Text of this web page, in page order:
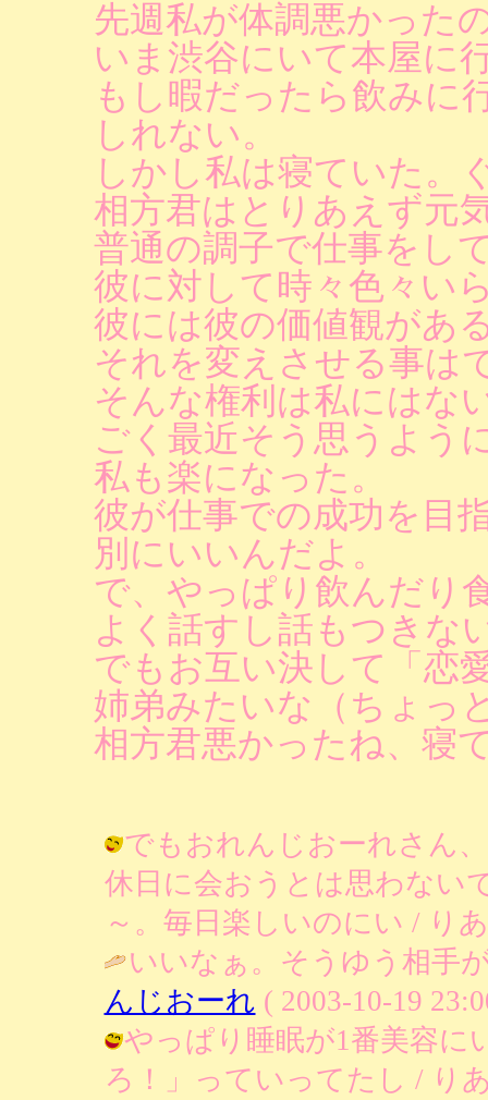
先週私が体調悪かった
いま渋谷にいて本屋に
もし暇だったら飲みに
しれない。
しかし私は寝ていた。
相方君はとりあえず元
普通の調子で仕事をし
彼に対して時々色々い
彼には彼の価値観があ
それを変えさせる事は
そんな権利は私にはな
ごく最近そう思うよう
私も楽になった。
彼が仕事での成功を目
別にいいんだよ。
で、やっぱり飲んだり
よく話すし話もつきな
でもお互い決して「恋
姉弟みたいな（ちょっ
相方君悪かったね、寝
でもおれんじおーれさん
休日に会おうとは思わない
～。毎日楽しいのにい / り
いいなぁ。そうゆう相手
んじおーれ ( 2003-10-19
やっぱり睡眠が1番美容に
ろ！」っていってたし / り